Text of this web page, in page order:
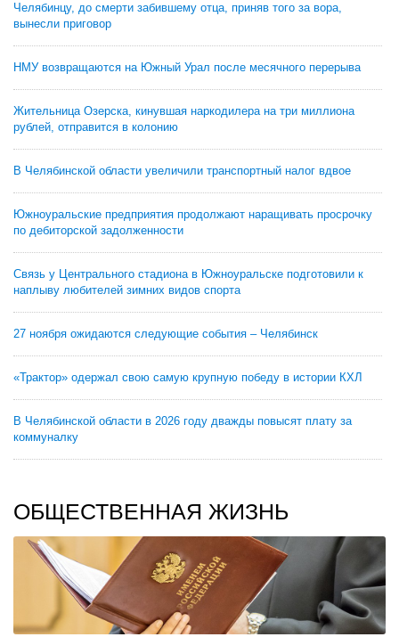
Челябинцу, до смерти забившему отца, приняв того за вора,
вынесли приговор
НМУ возвращаются на Южный Урал после месячного перерыва
Жительница Озерска, кинувшая наркодилера на три миллиона
рублей, отправится в колонию
В Челябинской области увеличили транспортный налог вдвое
Южноуральские предприятия продолжают наращивать просрочку
по дебиторской задолженности
Связь у Центрального стадиона в Южноуральске подготовили к
наплыву любителей зимних видов спорта
27 ноября ожидаются следующие события – Челябинск
«Трактор» одержал свою самую крупную победу в истории КХЛ
В Челябинской области в 2026 году дважды повысят плату за
коммуналку
ОБЩЕСТВЕННАЯ ЖИЗНЬ